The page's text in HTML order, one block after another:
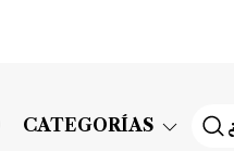
CATEGORÍAS